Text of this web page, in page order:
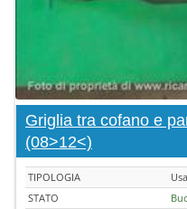
Griglia tra cofano e
(08>12<)
TIPOLOGIA
STATO